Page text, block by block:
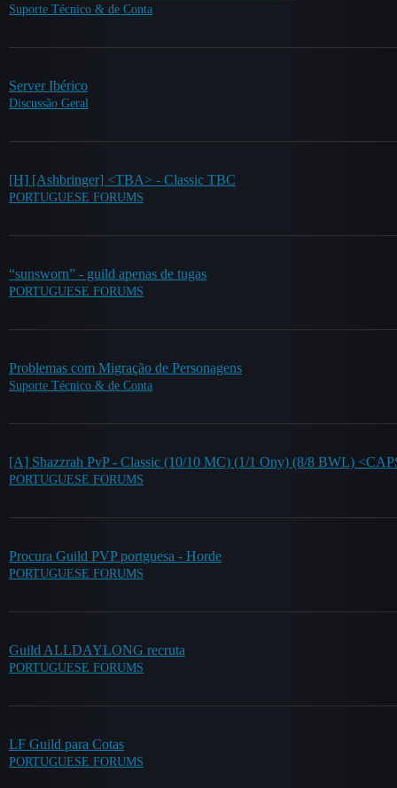
Suporte Técnico & de Conta
Server Ibérico
Discussão Geral
[H] [Ashbringer] <TBA> - Classic TBC
PORTUGUESE FORUMS
“sunsworn” - guild apenas de tugas
PORTUGUESE FORUMS
Problemas com Migração de Personagens
Suporte Técnico & de Conta
[A] Shazzrah PvP - Classic (10/10 MC) (1/1 Ony) (8/8 BWL)
PORTUGUESE FORUMS
Procura Guild PVP portguesa - Horde
PORTUGUESE FORUMS
Guild ALLDAYLONG recruta
PORTUGUESE FORUMS
LF Guild para Cotas
PORTUGUESE FORUMS